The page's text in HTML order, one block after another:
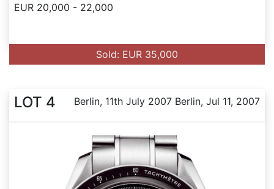
EUR 20,000 - 22,000
Sold: EUR 35,000
LOT 4 Berlin, 11th July 2007 Berlin, Jul 11, 2007